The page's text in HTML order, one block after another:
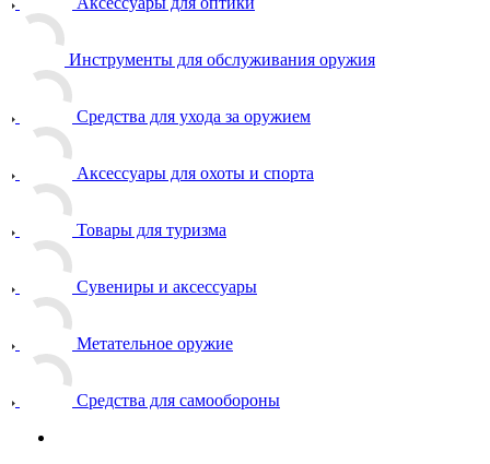
Инструменты для обслуживания оружия
Средства для ухода за оружием
Аксессуары для охоты и спорта
Товары для туризма
Сувениры и аксессуары
Метательное оружие
Средства для самообороны